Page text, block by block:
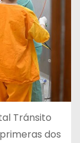
Tránsito
dos